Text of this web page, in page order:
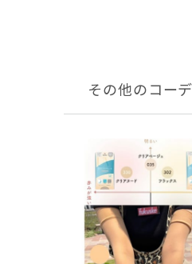
その他のコー